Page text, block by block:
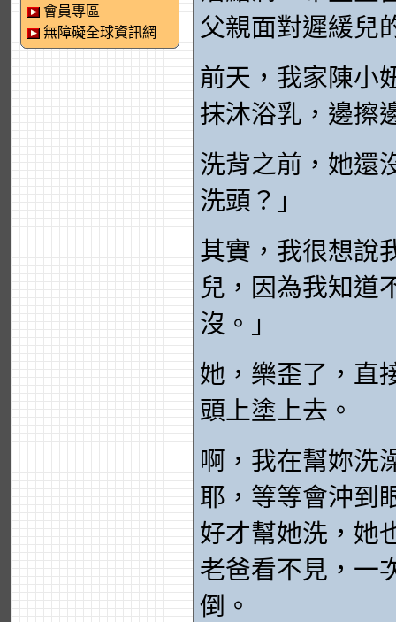
會員專區
無障礙全球資訊網
父親面對遲緩兒
前天，我家陳小
抹沐浴乳，邊
洗背之前，她還
洗頭？」
其實，我很想說
兒，因為我知道
沒。」
她，樂歪了，直
頭上塗上去。
啊，我在幫妳洗
耶，等等會沖到
好才幫她洗，她
老爸看不見，一
倒。